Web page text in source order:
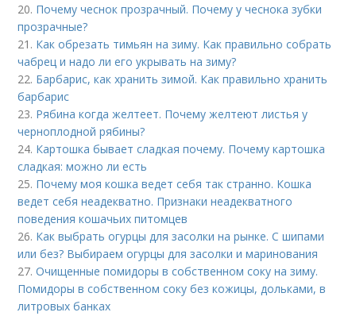
20. Почему чеснок прозрачный. Почему у чеснока зубки
прозрачные?
21. Как обрезать тимьян на зиму. Как правильно собрать
чабрец и надо ли его укрывать на зиму?
22. Барбарис, как хранить зимой. Как правильно хранить
барбарис
23. Рябина когда желтеет. Почему желтеют листья у
черноплодной рябины?
24. Картошка бывает сладкая почему. Почему картошка
сладкая: можно ли есть
25. Почему моя кошка ведет себя так странно. Кошка
ведет себя неадекватно. Признаки неадекватного
поведения кошачьих питомцев
26. Как выбрать огурцы для засолки на рынке. С шипами
или без? Выбираем огурцы для засолки и маринования
27.Очищенные помидоры в собственном соку на зиму.
Помидоры в собственном соку без кожицы, дольками, в
литровых банках